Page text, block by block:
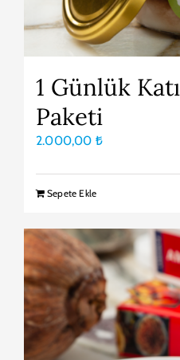
1 Günlük
Paketi
2.000,00 ₺
Sepete Ekle